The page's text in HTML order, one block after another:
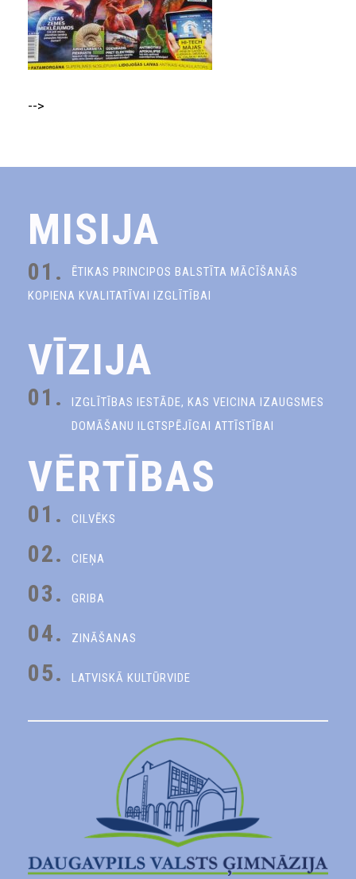
-->
MISIJA
01.
ĒTIKAS PRINCIPOS BALSTĪTA MĀCĪŠANĀS
KOPIENA KVALITATĪVAI IZGLĪTĪBAI
VĪZIJA
01.
IZGLĪTĪBAS IESTĀDE, KAS VEICINA IZAUGSMES
DOMĀŠANU ILGTSPĒJĪGAI ATTĪSTĪBAI
VĒRTĪBAS
01. CILVĒKS
02. CIEŅA
03. GRIBA
04. ZINĀŠANAS
05. LATVISKĀ KULTŪRVIDE